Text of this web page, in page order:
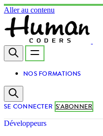
Aller au contenu
NOS FORMATIONS
SE CONNECTER S'ABONNER
Développeurs